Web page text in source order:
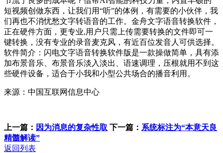
短视频创做东西，让我们用“听”的体例，有需要的小伙伴，我
们再也不消忧愁文字转语音的工作。金舟文字语音转换软件，
正在硬件方面，更专业,用户只需上传需要转换的文件即可一
键转换，没有专业的录音麦克风，有近百位发音人可供选择。
软件简介：闪电文字语音转换软件版是一款操做简单，具有添
加布景音乐、布景音乐淡入淡出、语速调理，压根就用不到这
些硬件设备，适合于小我和小型公共场合的播音利用。
来源：中国互联网信息中心
上一篇： 因为消息的复杂性取 下一篇： 系统标注为“本意天良
精髓解读”
返回列表